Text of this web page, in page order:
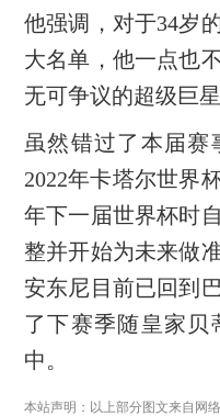
他强调，对于34岁
大名单，他一点也
无可争议的超级巨
虽然错过了本届赛
2022年卡塔尔世界
年下一届世界杯时
整并开始为未来做
安东尼目前已回到
了下赛季随皇家贝
中。
本站声明：以上部分图文来自网